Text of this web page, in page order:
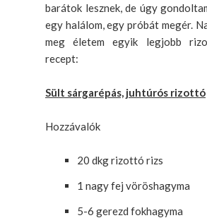
barátok lesznek, de úgy
egy halálom, egy próbát megér.
meg életem egyik legjobb
recept:
Sült sárgarépás, juhtúrós rizottó
Hozzávalók
20 dkg rizottó rizs
1 nagy fej vöröshagyma
5-6 gerezd fokhagyma